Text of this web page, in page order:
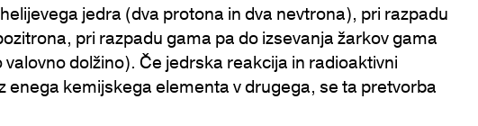
jedra (dva protona in dva nevtrona), pri razpadu
pri razpadu gama pa do izsevanja žarkov gama
dolžino). Če jedrska reakcija in radioaktivni
enega kemijskega elementa v drugega, se ta pretvorba